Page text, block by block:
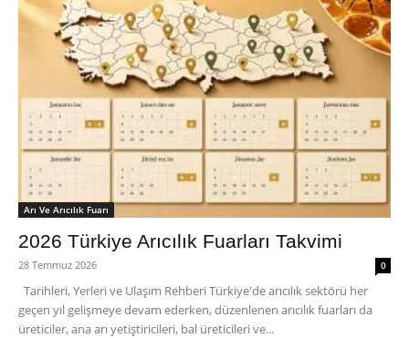
Arı Ve Arıcılık Fuarı
2026 Türkiye Arıcılık Fuarları Takvimi
28 Temmuz 2026 0
Tarihleri, Yerleri ve Ulaşım Rehberi Türkiye'de arıcılık sektörü her
geçen yıl gelişmeye devam ederken, düzenlenen arıcılık fuarları da
üreticiler, ana arı yetiştiricileri, bal üreticileri ve...